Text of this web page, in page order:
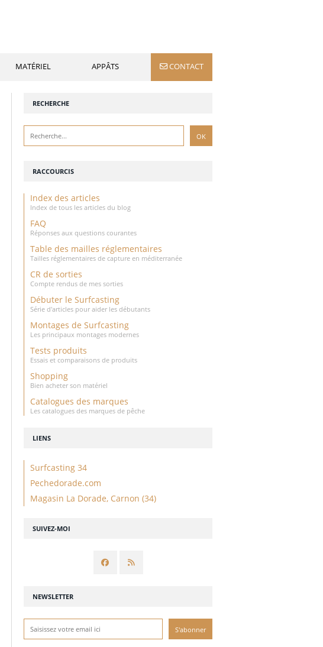
MATÉRIEL APPÂTS CONTACT
NEWSLETTER
SUIVEZ-MOI
RECHERCHE
RACCOURCIS
Index des articles
Index de tous les articles du blog
FAQ
Réponses aux questions courantes
Table des mailles réglementaires
Tailles réglementaires de capture en méditerranée
CR de sorties
Compte rendus de mes sorties
Débuter le Surfcasting
Série d'articles pour aider les débutants
Montages de Surfcasting
Les principaux montages modernes
Tests produits
Essais et comparaisons de produits
Shopping
Bien acheter son matériel
Catalogues des marques
Les catalogues des marques de pêche
LIENS
Surfcasting 34
Pechedorade.com
Magasin La Dorade, Carnon (34)